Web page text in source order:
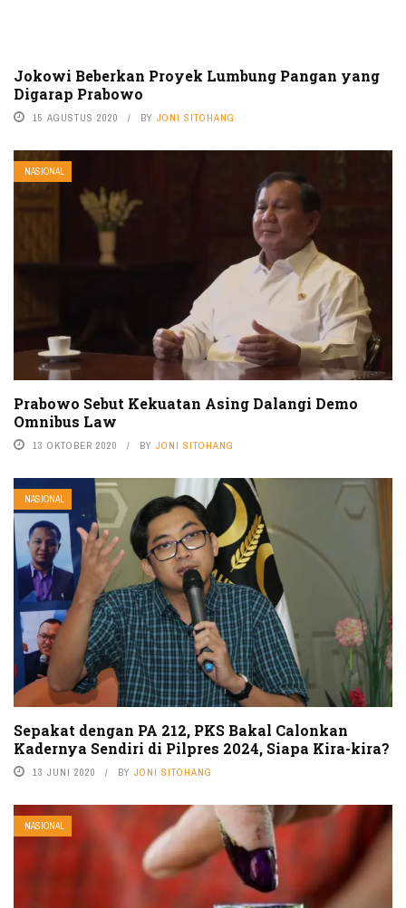
Jokowi Beberkan Proyek Lumbung Pangan yang
Digarap Prabowo
15 AGUSTUS 2020 BY JONI SITOHANG
NASIONAL
Prabowo Sebut Kekuatan Asing Dalangi Demo
Omnibus Law
13 OKTOBER 2020 BY JONI SITOHANG
NASIONAL
Sepakat dengan PA 212, PKS Bakal Calonkan
Kadernya Sendiri di Pilpres 2024, Siapa Kira-kira?
13 JUNI 2020 BY JONI SITOHANG
NASIONAL